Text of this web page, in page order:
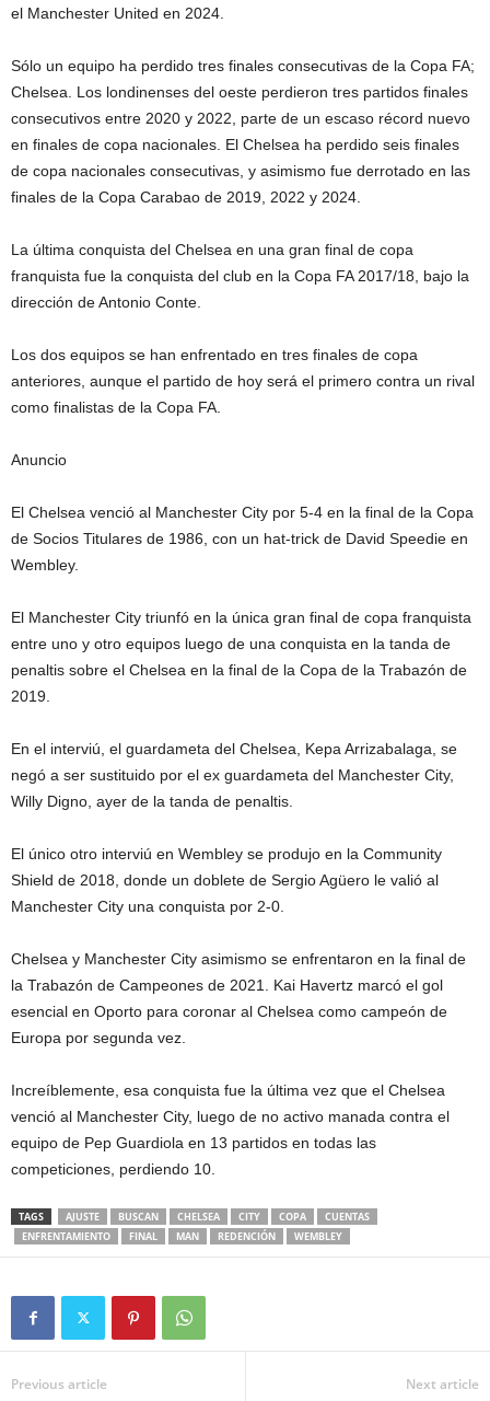
el Manchester United en 2024.
Sólo un equipo ha perdido tres finales consecutivas de la Copa FA;
Chelsea. Los londinenses del oeste perdieron tres partidos finales
consecutivos entre 2020 y 2022, parte de un escaso récord nuevo
en finales de copa nacionales. El Chelsea ha perdido seis finales
de copa nacionales consecutivas, y asimismo fue derrotado en las
finales de la Copa Carabao de 2019, 2022 y 2024.
La última conquista del Chelsea en una gran final de copa
franquista fue la conquista del club en la Copa FA 2017/18, bajo la
dirección de Antonio Conte.
Los dos equipos se han enfrentado en tres finales de copa
anteriores, aunque el partido de hoy será el primero contra un rival
como finalistas de la Copa FA.
Anuncio
El Chelsea venció al Manchester City por 5-4 en la final de la Copa
de Socios Titulares de 1986, con un hat-trick de David Speedie en
Wembley.
El Manchester City triunfó en la única gran final de copa franquista
entre uno y otro equipos luego de una conquista en la tanda de
penaltis sobre el Chelsea en la final de la Copa de la Trabazón de
2019.
En el interviú, el guardameta del Chelsea, Kepa Arrizabalaga, se
negó a ser sustituido por el ex guardameta del Manchester City,
Willy Digno, ayer de la tanda de penaltis.
El único otro interviú en Wembley se produjo en la Community
Shield de 2018, donde un doblete de Sergio Agüero le valió al
Manchester City una conquista por 2-0.
Chelsea y Manchester City asimismo se enfrentaron en la final de
la Trabazón de Campeones de 2021. Kai Havertz marcó el gol
esencial en Oporto para coronar al Chelsea como campeón de
Europa por segunda vez.
Increíblemente, esa conquista fue la última vez que el Chelsea
venció al Manchester City, luego de no activo manada contra el
equipo de Pep Guardiola en 13 partidos en todas las
competiciones, perdiendo 10.
TAGS AJUSTE BUSCAN CHELSEA CITY COPA
CUENTAS
ENFRENTAMIENTO
FINAL MAN REDENCIÓN WEMBLEY
Previous article Next article